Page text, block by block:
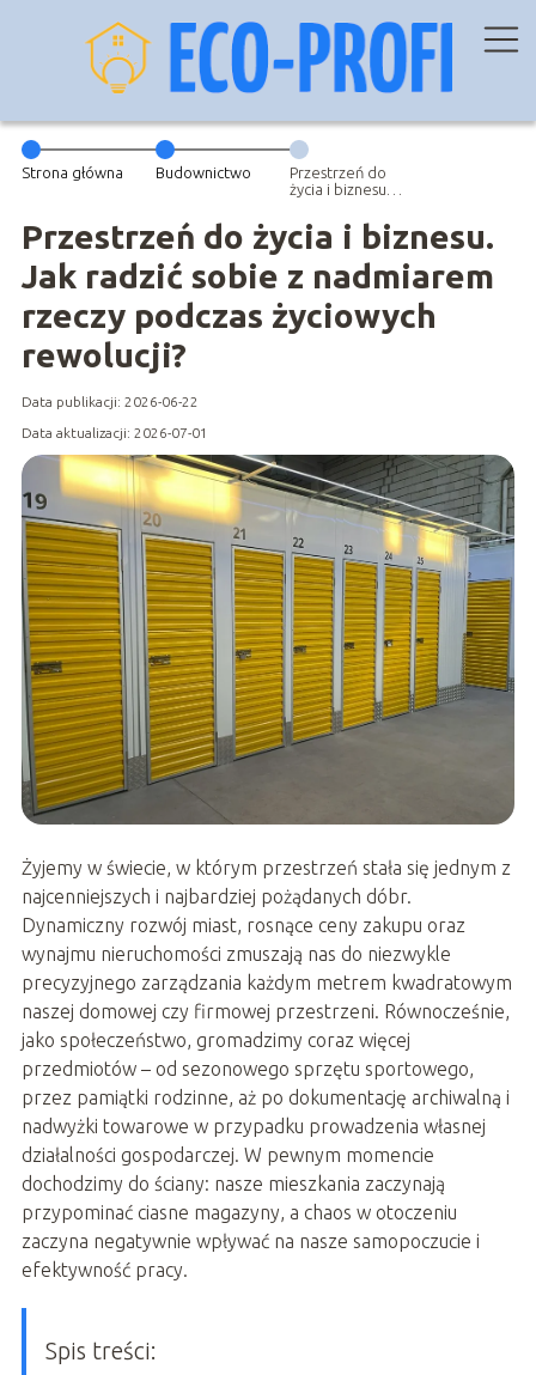
Strona główna Budownictwo
Przestrzeń do
życia i biznesu.
z nadmiarem
rzeczy podczas
rewolucji?
Przestrzeń do życia i biznesu.
Jak radzić sobie z nadmiarem
rzeczy podczas życiowych
rewolucji?
Data publikacji: 2026-06-22
Data aktualizacji: 2026-07-01
Żyjemy w świecie, w którym przestrzeń stała się jednym z
najcenniejszych i najbardziej pożądanych dóbr.
Dynamiczny rozwój miast, rosnące ceny zakupu oraz
wynajmu nieruchomości zmuszają nas do niezwykle
precyzyjnego zarządzania każdym metrem kwadratowym
naszej domowej czy firmowej przestrzeni. Równocześnie,
jako społeczeństwo, gromadzimy coraz więcej
przedmiotów – od sezonowego sprzętu sportowego,
przez pamiątki rodzinne, aż po dokumentację archiwalną i
nadwyżki towarowe w przypadku prowadzenia własnej
działalności gospodarczej. W pewnym momencie
dochodzimy do ściany: nasze mieszkania zaczynają
przypominać ciasne magazyny, a chaos w otoczeniu
zaczyna negatywnie wpływać na nasze samopoczucie i
efektywność pracy.
Spis treści: